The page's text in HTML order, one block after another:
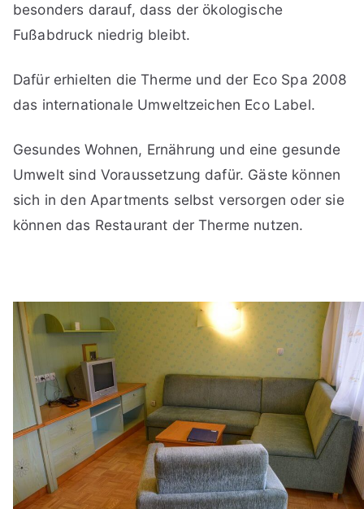
besonders darauf, dass der ökologische
Fußabdruck niedrig bleibt.
Dafür erhielten die Therme und der Eco Spa 2008
das internationale Umweltzeichen Eco Label.
Gesundes Wohnen, Ernährung und eine gesunde
Umwelt sind Voraussetzung dafür. Gäste können
sich in den Apartments selbst versorgen oder sie
können das Restaurant der Therme nutzen.